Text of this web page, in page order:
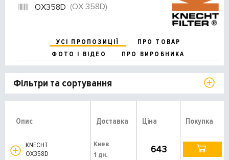
OX358D (OX 358D)
УСІ ПРОПОЗИЦІЇ
ПРО ТОВАР
ФОТО І ВІДЕО
ПРО ВИРОБНИКА
Фільтри та сортування
Опис Доставка Ціна Покупка
KNECHT
OX358D
Киев
1 дн.
643